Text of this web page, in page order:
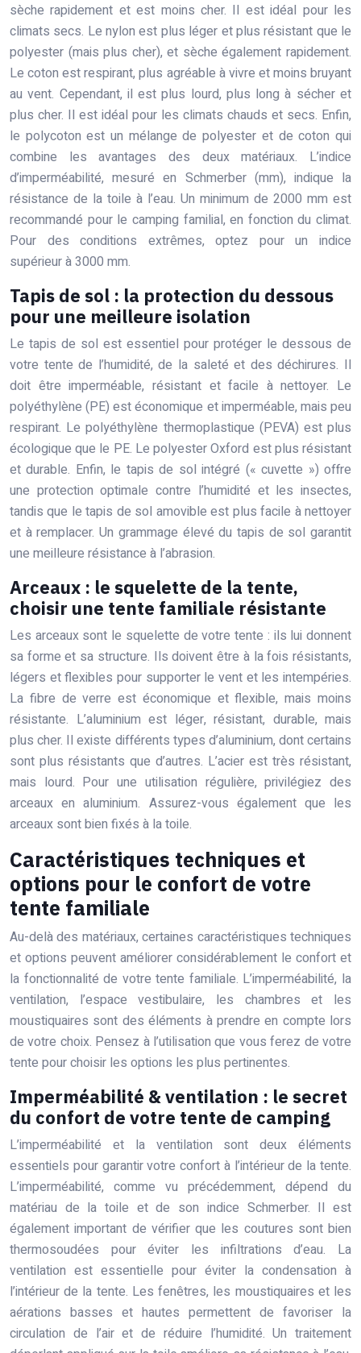
sèche rapidement et est moins cher. Il est idéal pour les
climats secs. Le nylon est plus léger et plus résistant que le
polyester (mais plus cher), et sèche également rapidement.
Le coton est respirant, plus agréable à vivre et moins bruyant
au vent. Cependant, il est plus lourd, plus long à sécher et
plus cher. Il est idéal pour les climats chauds et secs. Enfin,
le polycoton est un mélange de polyester et de coton qui
combine les avantages des deux matériaux. L’indice
d’imperméabilité, mesuré en Schmerber (mm), indique la
résistance de la toile à l’eau. Un minimum de 2000 mm est
recommandé pour le camping familial, en fonction du climat.
Pour des conditions extrêmes, optez pour un indice
supérieur à 3000 mm.
Tapis de sol : la protection du dessous
pour une meilleure isolation
Le tapis de sol est essentiel pour protéger le dessous de
votre tente de l’humidité, de la saleté et des déchirures. Il
doit être imperméable, résistant et facile à nettoyer. Le
polyéthylène (PE) est économique et imperméable, mais peu
respirant. Le polyéthylène thermoplastique (PEVA) est plus
écologique que le PE. Le polyester Oxford est plus résistant
et durable. Enfin, le tapis de sol intégré (« cuvette ») offre
une protection optimale contre l’humidité et les insectes,
tandis que le tapis de sol amovible est plus facile à nettoyer
et à remplacer. Un grammage élevé du tapis de sol garantit
une meilleure résistance à l’abrasion.
Arceaux : le squelette de la tente,
choisir une tente familiale résistante
Les arceaux sont le squelette de votre tente : ils lui donnent
sa forme et sa structure. Ils doivent être à la fois résistants,
légers et flexibles pour supporter le vent et les intempéries.
La fibre de verre est économique et flexible, mais moins
résistante. L’aluminium est léger, résistant, durable, mais
plus cher. Il existe différents types d’aluminium, dont certains
sont plus résistants que d’autres. L’acier est très résistant,
mais lourd. Pour une utilisation régulière, privilégiez des
arceaux en aluminium. Assurez-vous également que les
arceaux sont bien fixés à la toile.
Caractéristiques techniques et
options pour le confort de votre
tente familiale
Au-delà des matériaux, certaines caractéristiques techniques
et options peuvent améliorer considérablement le confort et
la fonctionnalité de votre tente familiale. L’imperméabilité, la
ventilation, l’espace vestibulaire, les chambres et les
moustiquaires sont des éléments à prendre en compte lors
de votre choix. Pensez à l’utilisation que vous ferez de votre
tente pour choisir les options les plus pertinentes.
Imperméabilité & ventilation : le secret
du confort de votre tente de camping
L’imperméabilité et la ventilation sont deux éléments
essentiels pour garantir votre confort à l’intérieur de la tente.
L’imperméabilité, comme vu précédemment, dépend du
matériau de la toile et de son indice Schmerber. Il est
également important de vérifier que les coutures sont bien
thermosoudées pour éviter les infiltrations d’eau. La
ventilation est essentielle pour éviter la condensation à
l’intérieur de la tente. Les fenêtres, les moustiquaires et les
aérations basses et hautes permettent de favoriser la
circulation de l’air et de réduire l’humidité. Un traitement